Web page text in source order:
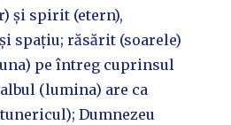
și spirit (etern),
spațiu; răsărit (soarele)
pe întreg cuprinsul
(lumina) are ca
Dumnezeu